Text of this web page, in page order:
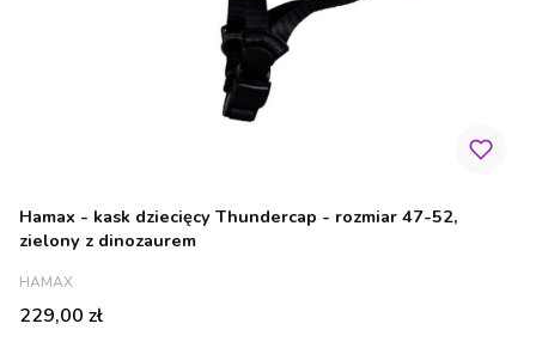
Hamax - kask dziecięcy Thundercap - rozmiar 47-52,
zielony z dinozaurem
PRODUCENT
HAMAX
Cena
229,00 zł